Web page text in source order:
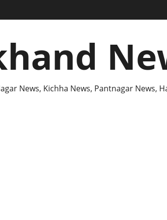
News, Kichha News, Pantnagar News,